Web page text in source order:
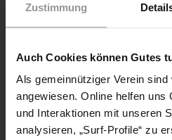
Zustimmung
Auch Cookies können Gutes
Als gemeinnütziger Verein sind
angewiesen. Online helfen uns
und Interaktionen mit unseren
analysieren, „Surf-Profile“ zu